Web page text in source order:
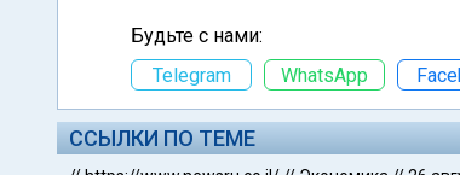
Будьте с нами:
Telegram
WhatsApp
ССЫЛКИ ПО ТЕМЕ